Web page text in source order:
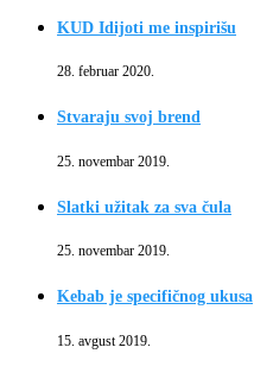
KUD Idijoti me inspirišu
28. februar 2020.
Stvaraju svoj brend
25. novembar 2019.
Slatki užitak za sva čula
25. novembar 2019.
Kebab je specifičnog ukusa
15. avgust 2019.